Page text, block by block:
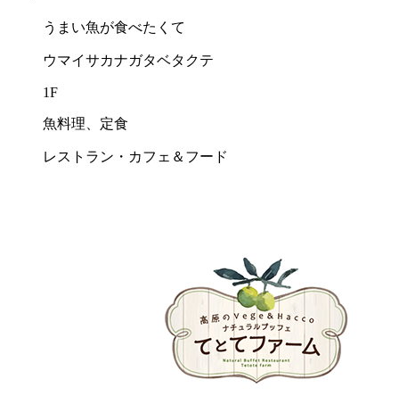
うまい⿂が⾷べたくて
ウマイサカナガタベタクテ
1F
魚料理、定食
レストラン・カフェ＆フード